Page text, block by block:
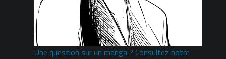
Une question sur un manga ? Consultez notre